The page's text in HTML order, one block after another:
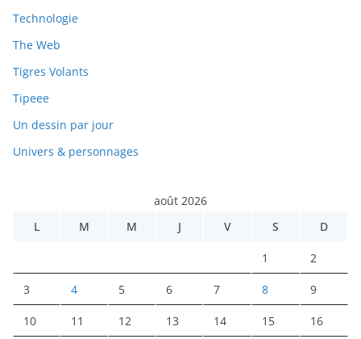
Technologie
The Web
Tigres Volants
Tipeee
Un dessin par jour
Univers & personnages
août 2026
L
M M J V S D
1 2
3 4 5 6 7 8 9
10 11 12 13 14 15 16